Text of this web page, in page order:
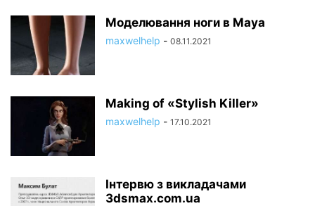
Моделювання ноги в Maya
maxwelhelp - 08.11.2021
Making of «Stylish Killer»
maxwelhelp - 17.10.2021
Інтервю з викладачами
3dsmax.com.ua